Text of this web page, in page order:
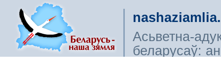
Асьветна-
беларусаў: